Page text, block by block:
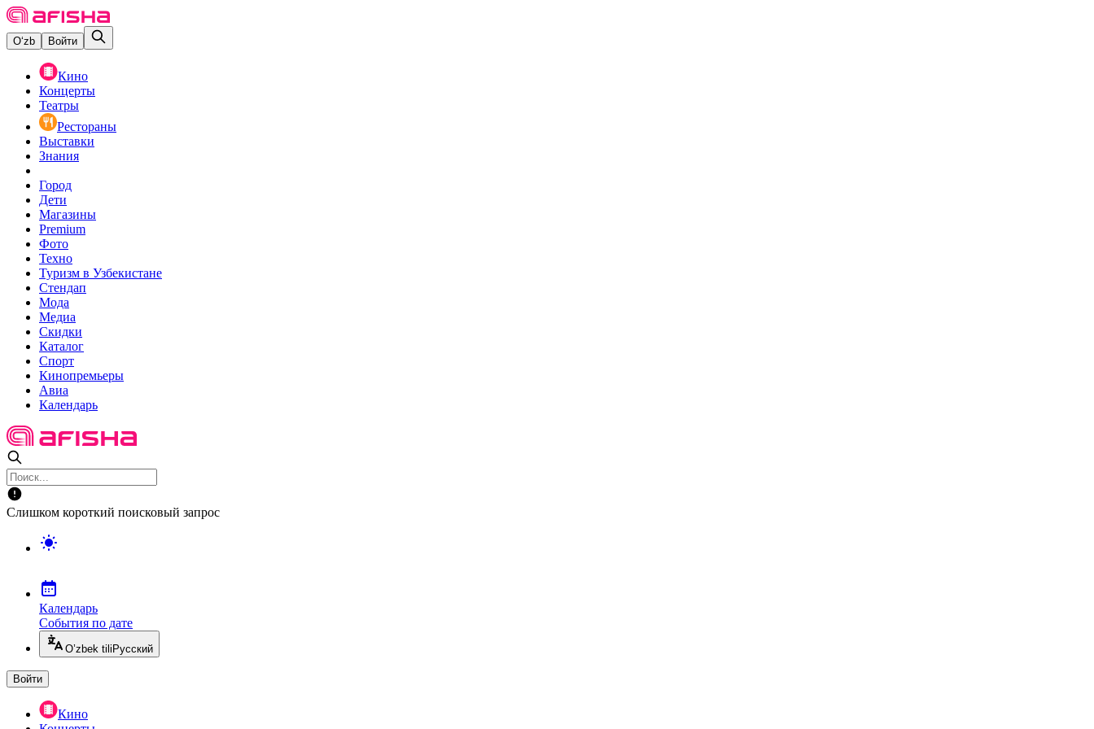
O‘zb Войти
Кино
Концерты
Театры
Рестораны
Выставки
Знания
Город
Дети
Магазины
Premium
Фото
Техно
Туризм в Узбекистане
Стендап
Мода
Медиа
Скидки
Каталог
Спорт
Кинопремьеры
Авиа
Календарь
Слишком короткий поисковый запрос
Календарь
События по дате
O’zbek tili Русский
Войти
Кино